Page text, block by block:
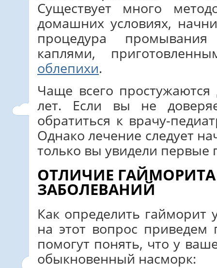
Существует много
домашних условиях,
процедура
каплями,
облепихи.
Чаще всего
лет. Если вы не
обратиться к врачу-
Однако лечение следует
только вы увидели первые
ОТЛИЧИЕ
ЗАБОЛЕВАНИЙ
Как определить гайморит
на этот вопрос приведем
помогут понять, что у
обыкновенный насморк: